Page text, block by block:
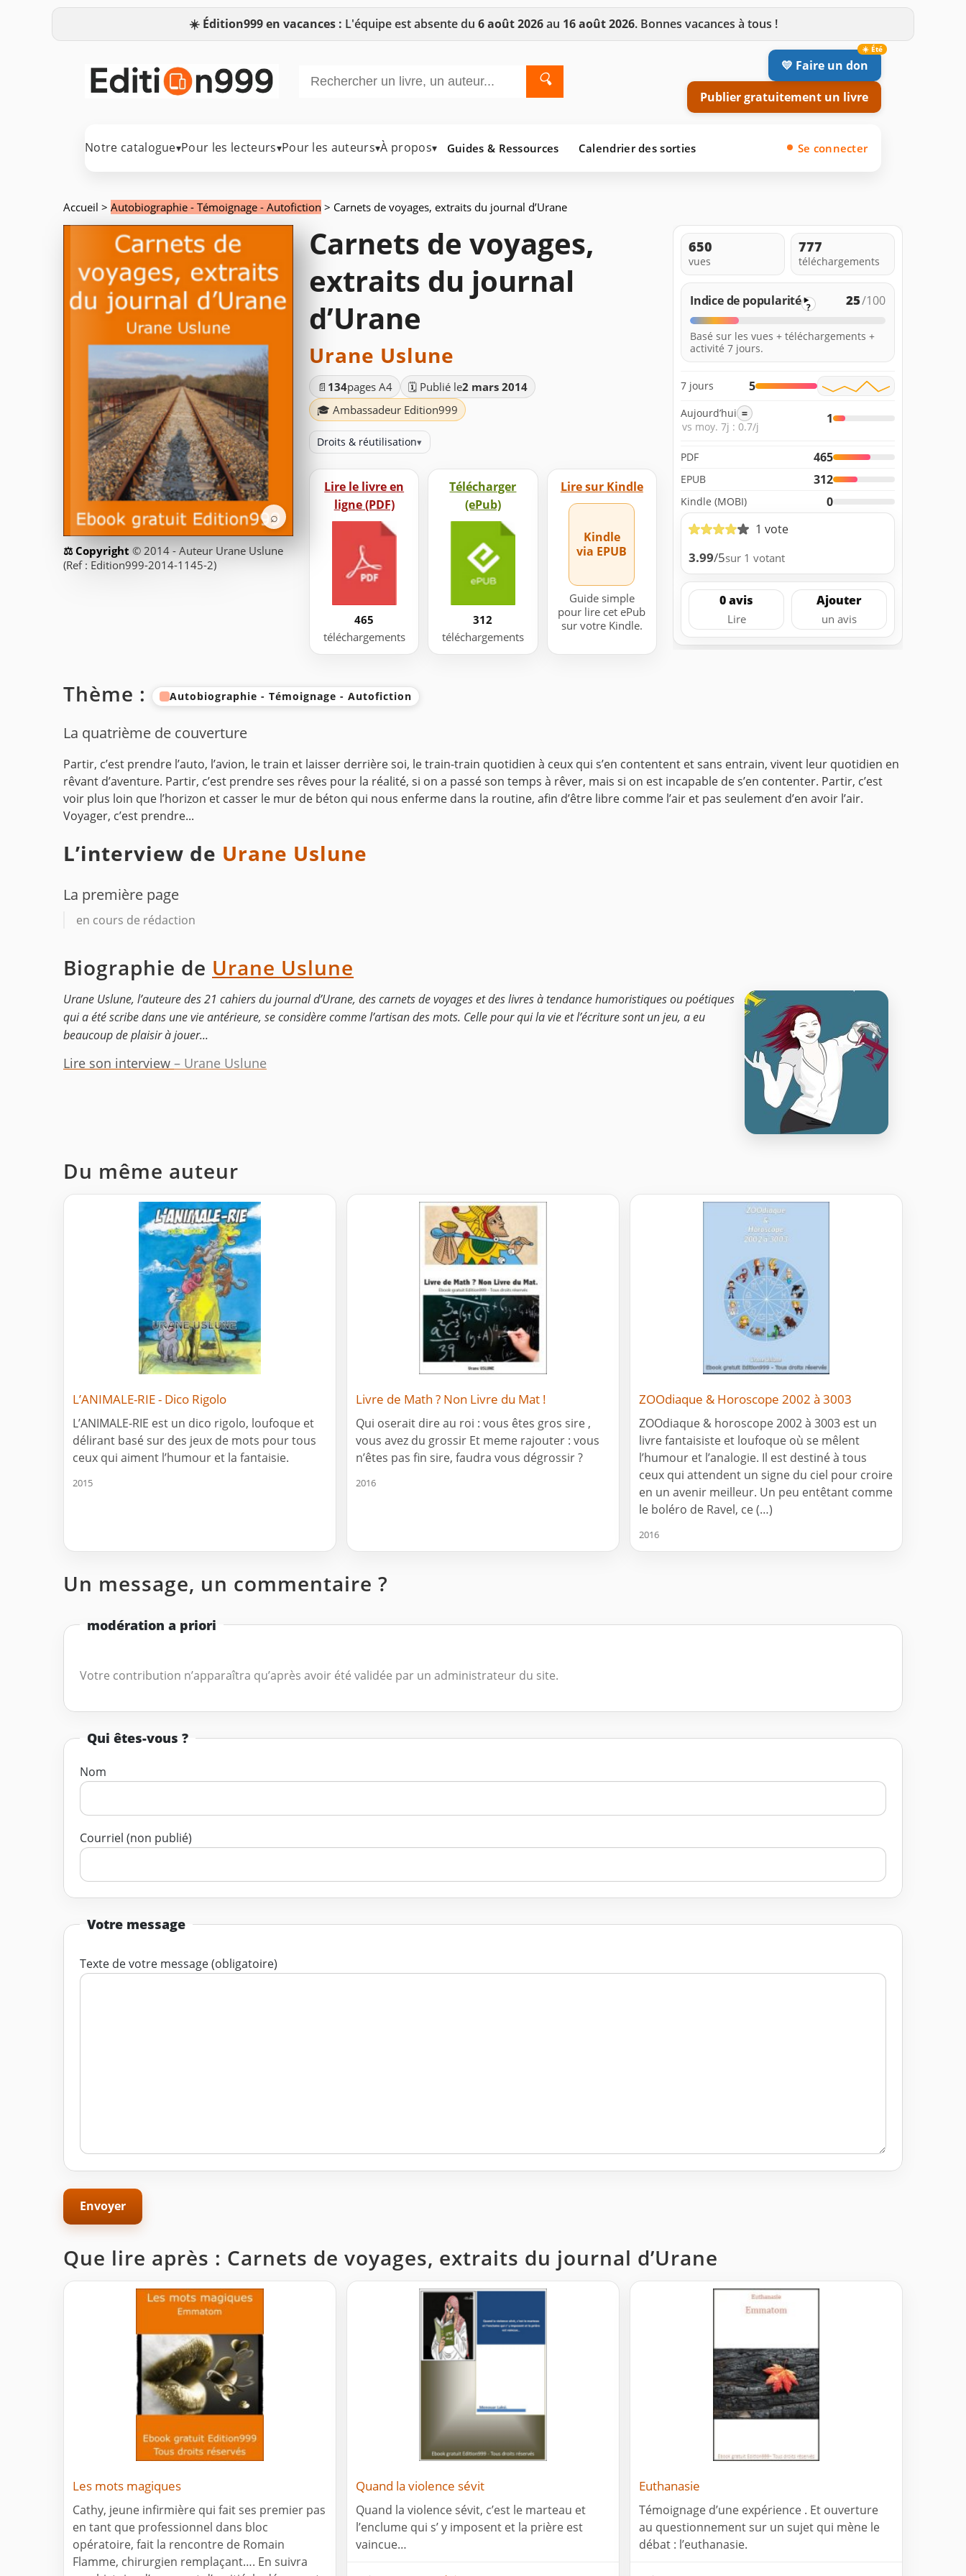
☀️ Édition999 en vacances : L'équipe est absente du 6 août 2026au 16 août 2026. Bonnes vacances à tous !
🔍
💛 Faire un don
Publier gratuitement un livre
Notre catalogue▾Pour les lecteurs▾Pour les auteurs▾À propos▾ Guides & Ressources Calendrier des sorties Se connecter
Accueil > Autobiographie - Témoignage - Autofiction > Carnets de voyages, extraits du journal d’Urane
⌕
© 2014 - Auteur Urane Uslune
(Ref : Edition999-2014-1145-2)
Carnets de voyages,
extraits du journal
d’Urane
Urane Uslune
📄 134pages A4 🗓️ Publié le2 mars 2014
🎓 Ambassadeur Edition999
Droits & réutilisation▾
Lire le livre en
ligne (PDF)
465
téléchargements
Télécharger
(ePub)
312
téléchargements
Lire sur Kindle
Kindle
via EPUB
Guide simple
pour lire cet ePub
sur votre Kindle.
650
vues
777
téléchargements
Indice de popularité ? 25/100
Basé sur les vues + téléchargements +
activité 7 jours.
7 jours 5
Aujourd’hui =
vs moy. 7j : 0.7/j
1
PDF 465
EPUB 312
Kindle (MOBI)
0
1 vote
3.99/5sur 1 votant
0 avis
Lire
Ajouter
un avis
Thème : Autobiographie - Témoignage - Autofiction
La quatrième de couverture
Partir, c’est prendre l’auto, l’avion, le train et laisser derrière soi, le train-train quotidien à ceux qui s’en contentent et sans entrain, vivent leur quotidien en
rêvant d’aventure. Partir, c’est prendre ses rêves pour la réalité, si on a passé son temps à rêver, mais si on est incapable de s’en contenter. Partir, c’est
voir plus loin que l’horizon et casser le mur de béton qui nous enferme dans la routine, afin d’être libre comme l’air et pas seulement d’en avoir l’air.
Voyager, c’est prendre...
L’interview de Urane Uslune
La première page
en cours de rédaction
Biographie de Urane Uslune
Urane Uslune, l’auteure des 21 cahiers du journal d’Urane, des carnets de voyages et des livres à tendance humoristiques ou poétiques
qui a été scribe dans une vie antérieure, se considère comme l’artisan des mots. Celle pour qui la vie et l’écriture sont un jeu, a eu
beaucoup de plaisir à jouer...
Lire son interview – Urane Uslune
Du même auteur
L’ANIMALE-RIE - Dico Rigolo
L’ANIMALE-RIE est un dico rigolo, loufoque et
délirant basé sur des jeux de mots pour tous
ceux qui aiment l’humour et la fantaisie.
2015
Livre de Math ? Non Livre du Mat !
Qui oserait dire au roi : vous êtes gros sire ,
vous avez du grossir Et meme rajouter : vous
n’êtes pas fin sire, faudra vous dégrossir ?
2016
ZOOdiaque & Horoscope 2002 à 3003
ZOOdiaque & horoscope 2002 à 3003 est un
livre fantaisiste et loufoque où se mêlent
l’humour et l’analogie. Il est destiné à tous
ceux qui attendent un signe du ciel pour croire
en un avenir meilleur. Un peu entêtant comme
le boléro de Ravel, ce (…)
2016
Un message, un commentaire ?
modération a priori
Votre contribution n’apparaîtra qu’après avoir été validée par un administrateur du site.
Qui êtes-vous ?
Nom
Courriel (non publié)
Votre message
Texte de votre message (obligatoire)
Que lire après : Carnets de voyages, extraits du journal d’Urane
Les mots magiques
Cathy, jeune infirmière qui fait ses premier pas
en tant que professionnel dans bloc
opératoire, fait la rencontre de Romain
Flamme, chirurgien remplaçant…. En suivra
Quand la violence sévit
Quand la violence sévit, c’est le marteau et
l’enclume qui s’ y imposent et la prière est
vaincue…
Euthanasie
Témoignage d’une expérience . Et ouverture
au questionnement sur un sujet qui mène le
débat : l’euthanasie.